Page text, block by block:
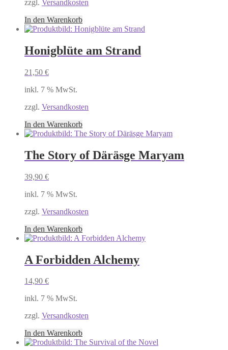
zzgl. Versandkosten
In den Warenkorb
Honigblüte am Strand
21,50 €
inkl. 7 % MwSt.
zzgl. Versandkosten
In den Warenkorb
The Story of Däräsge Maryam
39,90 €
inkl. 7 % MwSt.
zzgl. Versandkosten
In den Warenkorb
A Forbidden Alchemy
14,90 €
inkl. 7 % MwSt.
zzgl. Versandkosten
In den Warenkorb